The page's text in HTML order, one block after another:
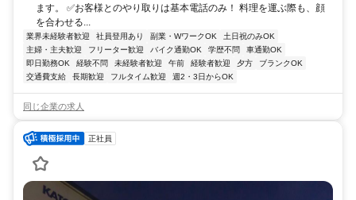
ます。 ✅お客様とのやり取りは基本電話のみ！ 料理を運ぶ際も、顔
を合わせる...
業界未経験者歓迎 社員登用あり 副業・WワークOK
土日祝のみOK
主婦・主夫歓迎
フリーター歓迎 バイク通勤OK 学歴不問
車通勤OK
即日勤務OK
経験不問 未経験者歓迎 午前 経験者歓迎 夕方
ブランクOK
交通費支給
長期歓迎 フルタイム歓迎 週2・3日からOK
同じ企業の求人
正社員